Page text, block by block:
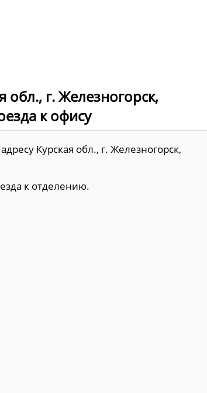
обл., г. Железногорск,
к офису
Курская обл., г. Железногорск,
к отделению.